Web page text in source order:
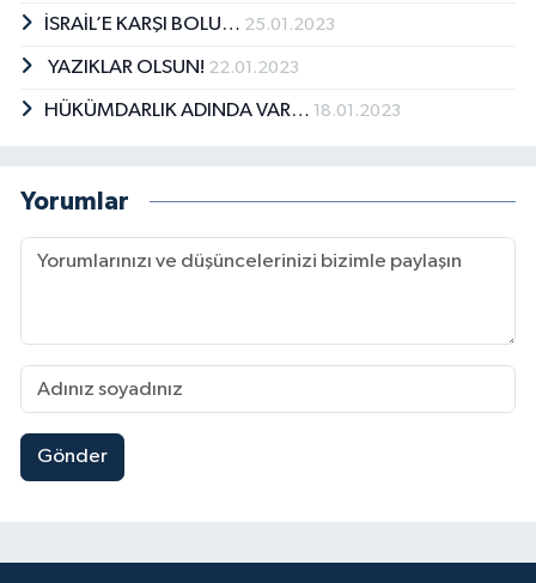
İSRAİL’E KARŞI BOLU… 25.01.2023
YAZIKLAR OLSUN! 22.01.2023
HÜKÜMDARLIK ADINDA VAR… 18.01.2023
Yorumlar
Gönder